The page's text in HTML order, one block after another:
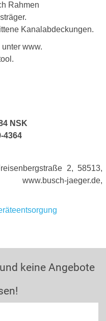
Rahmen
Kanalabdeckungen.
www.
NSK
4364
2, 58513,
jaeger.de,
keine Angebote